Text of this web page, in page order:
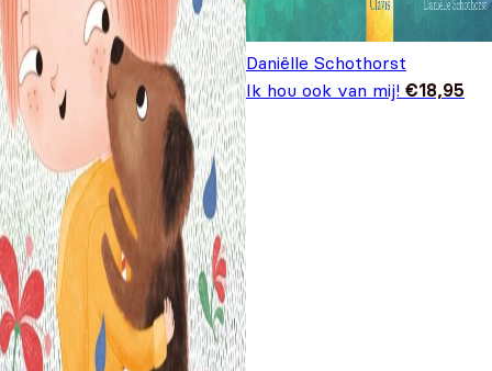
Daniëlle Schothorst
Ik hou ook van mij! €18,95